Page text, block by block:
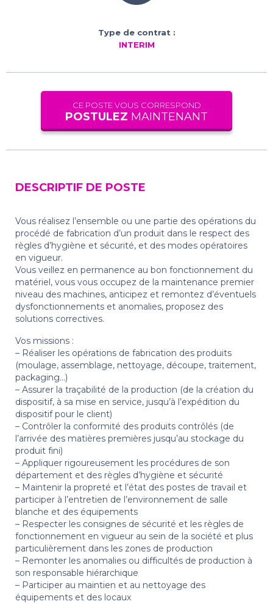
Type de contrat :
INTERIM
CE POSTE VOUS CORRESPOND
POSTULEZ MAINTENANT
DESCRIPTIF DE POSTE
Vous réalisez l’ensemble ou une partie des opérations du
procédé de fabrication d’un produit dans le respect des
règles d’hygiène et sécurité, et des modes opératoires
en vigueur.
Vous veillez en permanence au bon fonctionnement du
matériel, vous vous occupez de la maintenance premier
niveau des machines, anticipez et remontez d’éventuels
dysfonctionnements et anomalies, proposez des
solutions correctives.
Vos missions :
– Réaliser les opérations de fabrication des produits
(moulage, assemblage, nettoyage, découpe, traitement,
packaging…)
– Assurer la traçabilité de la production (de la création du
dispositif, à sa mise en service, jusqu’à l’expédition du
dispositif pour le client)
– Contrôler la conformité des produits contrôlés (de
l’arrivée des matières premières jusqu’au stockage du
produit fini)
– Appliquer rigoureusement les procédures de son
département et des règles d’hygiène et sécurité
– Maintenir la propreté et l’état des postes de travail et
participer à l’entretien de l’environnement de salle
blanche et des équipements
– Respecter les consignes de sécurité et les règles de
fonctionnement en vigueur au sein de la société et plus
particulièrement dans les zones de production
– Remonter les anomalies ou difficultés de production à
son responsable hiérarchique
– Participer au maintien et au nettoyage des
équipements et des locaux